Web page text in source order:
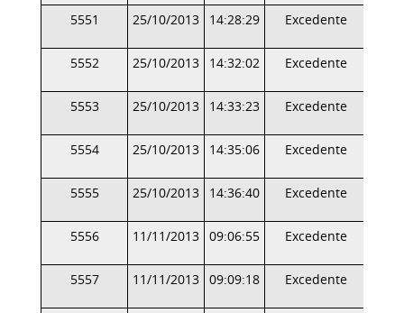
5551 25/10/2013 14:28:29 Excedente
5552 25/10/2013 14:32:02 Excedente
5553 25/10/2013 14:33:23 Excedente
5554 25/10/2013 14:35:06 Excedente
5555 25/10/2013 14:36:40 Excedente
5556 11/11/2013 09:06:55 Excedente
5557 11/11/2013 09:09:18 Excedente